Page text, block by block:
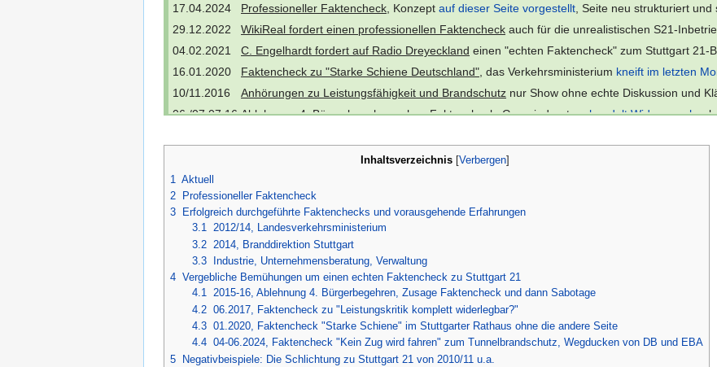
17.04.2024
Professioneller Faktencheck , Konzept auf dieser Seite vorgestellt , Seite neu strukturiert und
29.12.2022
WikiReal fordert einen professionellen Faktencheck auch für die unrealistischen S21-
04.02.2021 C. Engelhardt fordert auf Radio Dreyeckland einen "echten Faktencheck" zum Stuttgart 21-
16.01.2020 Faktencheck zu "Starke Schiene Deutschland" , das Verkehrsministerium kneift im letzten
10/11.2016
Anhörungen zu Leistungsfähigkeit und Brandschutz nur Show ohne echte Diskussion und
06./07.07.16 Ablehnung 4. Bürgerbegehren ohne Faktencheck, Gemeinderatverhandelt Widerspruch,
Statt dem zugesagten Faktencheck bieten die Projektumsetzer
18.01.2016
10.01.2016 Heiner Geißler bringt einen neuen Faktencheck zum Thema Flüchtlinge
21.12.2015 OB zum Antrag:Verweis auf Widerspruchsverfahren, Einsicht wird gewährt, aber trotz
30.11.2015 Der Faktencheck wird auf Anfang 2016
19.11.2015
Antrag auf Rücknahme der Ablehnung des 4. BB
und
07-09.2015
Der Faktencheck findet breite Unterstützung mehrerer Gemeinderatsfraktionen, der
01.07.2015
Im Zusammenhang mit der Ablehnung des 4. Bürgerbegehrens
Inhaltsverzeichnis [Verbergen]
1
Aktuell
2
Professioneller Faktencheck
3
Erfolgreich durchgeführte Faktenchecks und vorausgehende Erfahrungen
3.1 2012/14, Landesverkehrsministerium
3.2
2014, Branddirektion Stuttgart
3.3
Industrie, Unternehmensberatung, Verwaltung
4 Vergebliche Bemühungen um einen echten Faktencheck zu Stuttgart 21
4.1 2015-16, Ablehnung 4. Bürgerbegehren, Zusage Faktencheck und dann Sabotage
4.2 06.2017, Faktencheck zu "Leistungskritik komplett widerlegbar?"
4.3 01.2020, Faktencheck "Starke Schiene" im Stuttgarter Rathaus ohne die andere Seite
4.4 04-06.2024, Faktencheck "Kein Zug wird fahren" zum Tunnelbrandschutz, Wegducken von DB und EBA
5
Negativbeispiele: Die Schlichtung zu Stuttgart 21 von 2010/11 u.a.